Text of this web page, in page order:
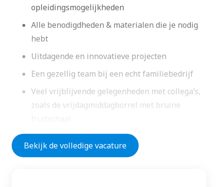
opleidingsmogelijkheden
Alle benodigdheden & materialen die je nodig
hebt
Uitdagende en innovatieve projecten
Een gezellig team bij een echt familiebedrijf
Veel vrijblijvende gelegenheden met collega’s,
zoals de vrijdagmiddagborrel met bruine
Actieve personeelsvereniging
Bekijk de volledige vacature